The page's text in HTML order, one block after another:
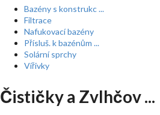
Bazény s konstrukc ...
Filtrace
Nafukovací bazény
Přísluš. k bazénům ...
Solární sprchy
Vířivky
Čističky a Zvlhčov ...